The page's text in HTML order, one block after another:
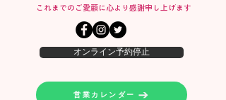
オンライン予約停止
営業カレンダー
​これまでのご愛顧に心より感謝申し上げます